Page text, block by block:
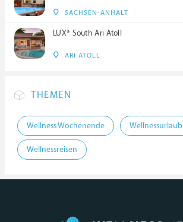
SACHSEN-ANHALT
LUX* South Ari Atoll
ARI ATOLL
THEMEN
Wellness Wochenende Wellnessurlaub
Wellnessreisen